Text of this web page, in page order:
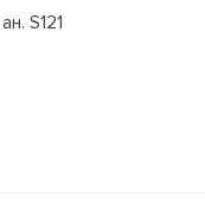
S121